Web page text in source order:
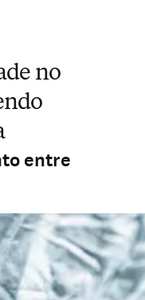
no
entre